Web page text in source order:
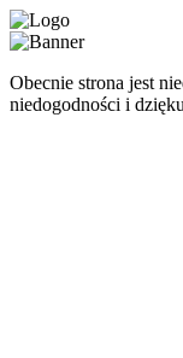
Obecnie strona jest
niedogodności i